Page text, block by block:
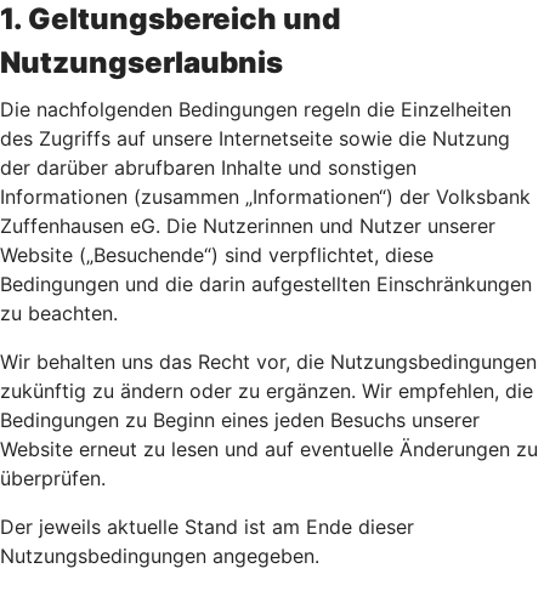
1. Geltungsbereich und
Nutzungserlaubnis
Die nachfolgenden Bedingungen regeln die Einzelheiten
des Zugriffs auf unsere Internetseite sowie die Nutzung
der darüber abrufbaren Inhalte und sonstigen
Informationen (zusammen „Informationen“) der Volksbank
Zuffenhausen eG. Die Nutzerinnen und Nutzer unserer
Website („Besuchende“) sind verpflichtet, diese
Bedingungen und die darin aufgestellten Einschränkungen
zu beachten.
Wir behalten uns das Recht vor, die Nutzungsbedingungen
zukünftig zu ändern oder zu ergänzen. Wir empfehlen, die
Bedingungen zu Beginn eines jeden Besuchs unserer
Website erneut zu lesen und auf eventuelle Änderungen zu
überprüfen.
Der jeweils aktuelle Stand ist am Ende dieser
Nutzungsbedingungen angegeben.